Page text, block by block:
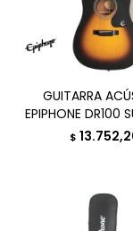
GUITARRA
EPIPHONE DR100
$